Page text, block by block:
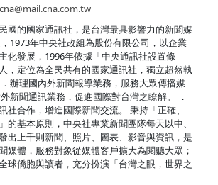
國的國家通訊社，是台灣最具影響力的新聞媒
1973年中央社改組為股份有限公司，以企業
化發展，1996年依據「中央通訊社設置條
，定位為全民共有的國家通訊社，獨立超然執
辦理國內外新聞報導業務，服務大眾傳播媒
新聞通訊業務，促進國際對台灣之瞭解。 ．
社合作，增進國際新聞交流。 秉持「正確、
的基本原則，中央社專業新聞團隊每天以中、
出上千則新聞、照片、圖表、影音與資訊，是
媒體，服務對象從媒體客戶擴大為閱聽大眾；
球僑胞與讀者，充分扮演「台灣之眼，世界之